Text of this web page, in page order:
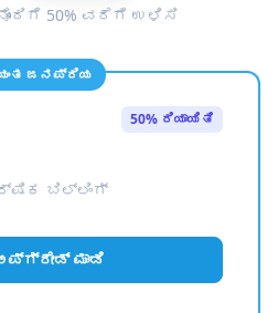
50% ವರೆಗೆ ಉಳಿಸಿ
ಜನಪ್ರಿಯ
50% ರಿಯಾಯಿತಿ
ಬಿಲ್ಲಿಂಗ್
ಮಾಡಿ